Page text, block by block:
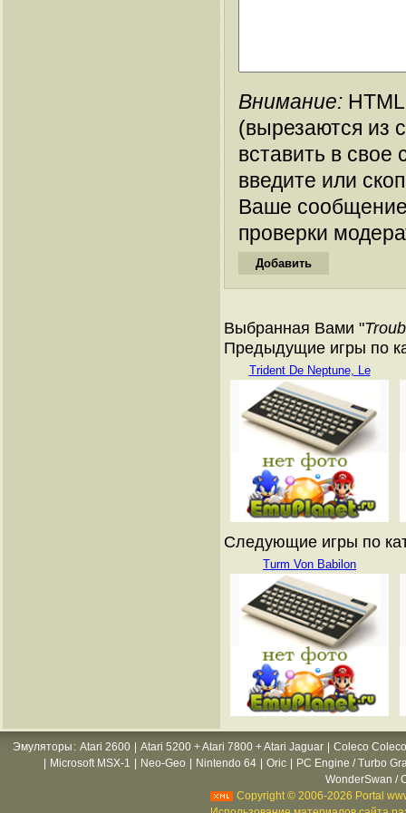
Внимание:
(вырезаются из
вставить в
введите или
Ваше
проверки
Выбранная Вами "
Предыдущие игры по
Trident De Neptune, Le
Следующие игры по
Turm Von Babilon
Эмуляторы : Atari 2600 Atari 5200 + Atari 7800 + Atari Jaguar
Coleco
Microsoft MSX-1 Neo-Geo Nintendo 64 Oric
PC Engine / Turbo
WonderSwan /
Copyright © 2006-2026 Portal